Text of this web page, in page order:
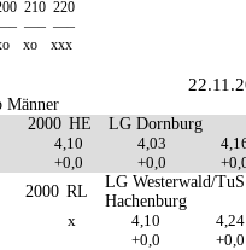
210 220
—– —–
xo xxx
Männer
2000 HE
LG Dornburg
4,10 4,03
+0,0 +0,0
2000 RL
LG Westerwald/TuS
Hachenburg
x 4,10
4,24
+0,0 +0,0